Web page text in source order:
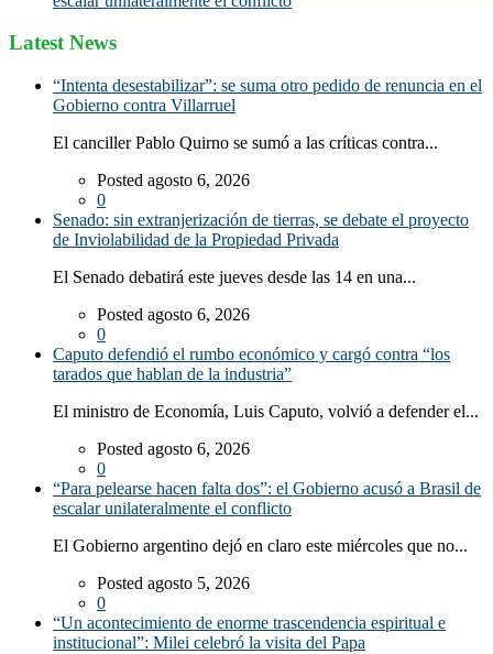
Latest News
“Intenta desestabilizar”: se suma otro pedido de renuncia en el
Gobierno contra Villarruel
El canciller Pablo Quirno se sumó a las críticas contra...
Posted agosto 6, 2026
0
Senado: sin extranjerización de tierras, se debate el proyecto
de Inviolabilidad de la Propiedad Privada
El Senado debatirá este jueves desde las 14 en una...
Posted agosto 6, 2026
0
Caputo defendió el rumbo económico y cargó contra “los
tarados que hablan de la industria”
El ministro de Economía, Luis Caputo, volvió a defender el...
Posted agosto 6, 2026
0
“Para pelearse hacen falta dos”: el Gobierno acusó a Brasil de
escalar unilateralmente el conflicto
El Gobierno argentino dejó en claro este miércoles que no...
Posted agosto 5, 2026
0
“Un acontecimiento de enorme trascendencia espiritual e
institucional”: Milei celebró la visita del Papa